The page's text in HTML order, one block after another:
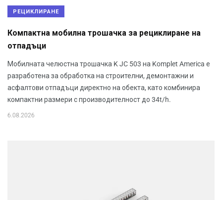
РЕЦИКЛИРАНЕ
Компактна мобилна трошачка за рециклиране на
отпадъци
Мобилната челюстна трошачка K JC 503 на Komplet America е
разработена за обработка на строителни, демонтажни и
асфалтови отпадъци директно на обекта, като комбинира
компактни размери с производителност до 34t/h.
6.08.2026